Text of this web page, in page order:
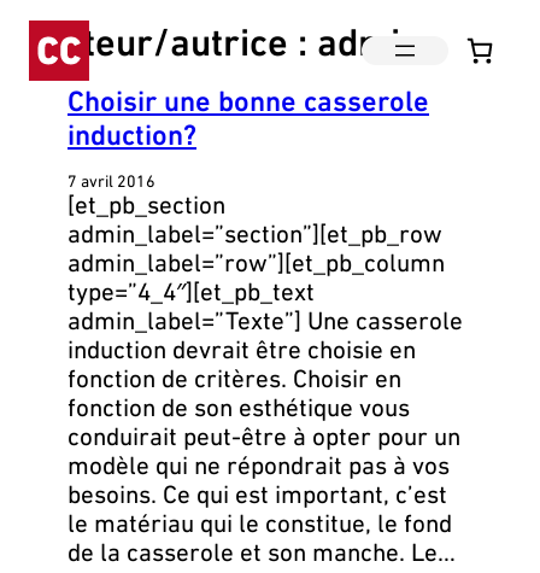
Aller
contenu
Auteur/autrice : admin
Choisir une bonne casserole
induction?
7 avril 2016
[et_pb_section
admin_label=”section”][et_pb_row
admin_label=”row”][et_pb_column
type=”4_4″][et_pb_text
admin_label=”Texte”] Une casserole
induction devrait être choisie en
fonction de critères. Choisir en
fonction de son esthétique vous
conduirait peut-être à opter pour un
modèle qui ne répondrait pas à vos
besoins. Ce qui est important, c’est
le matériau qui le constitue, le fond
de la casserole et son manche. Le…